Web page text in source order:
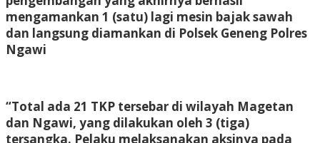
mengamankan 1 (satu) lagi mesin bajak sawah
dan langsung diamankan di Polsek Geneng Polres
Ngawi
“Total ada 21 TKP tersebar di wilayah Magetan
dan Ngawi, yang dilakukan oleh 3 (tiga)
tersangka. Pelaku melaksanakan aksinya pada